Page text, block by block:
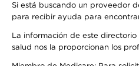
Si está buscando un proveedor
para recibir ayuda para
La información de este
salud nos la proporcionan los